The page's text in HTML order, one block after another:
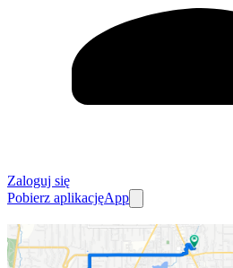
Zaloguj się
Pobierz aplikacjęApp